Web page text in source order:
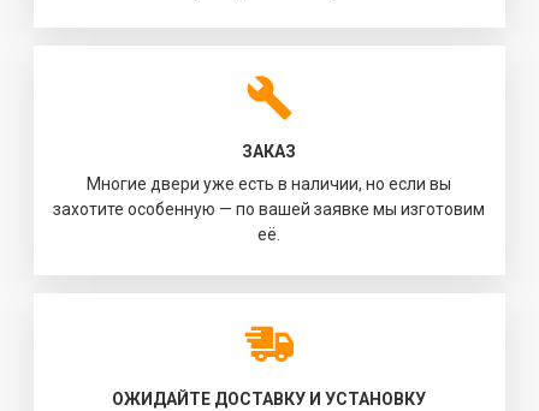
ЗАКАЗ
Многие двери уже есть в наличии, но если вы
захотите особенную — по вашей заявке мы изготовим
её.
ОЖИДАЙТЕ ДОСТАВКУ И УСТАНОВКУ